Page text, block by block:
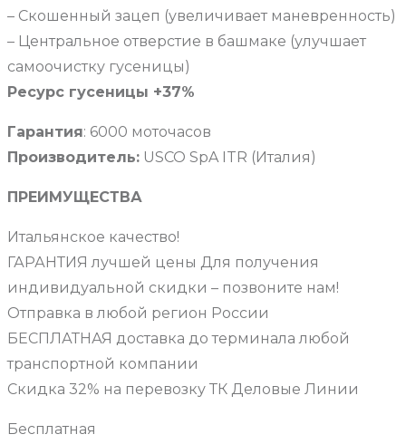
– Скошенный зацеп (увеличивает маневренность)
– Центральное отверстие в башмаке (улучшает
самоочистку гусеницы)
Ресурс гусеницы +37%
Гарантия: 6000 моточасов
Производитель: USCO SpA ITR (Италия)
ПРЕИМУЩЕСТВА
Итальянское качество!
ГАРАНТИЯ лучшей цены Для получения
индивидуальной скидки – позвоните нам!
Отправка в любой регион России
БЕСПЛАТНАЯ доставка до терминала любой
транспортной компании
Скидка 32% на перевозку ТК Деловые Линии
Бесплатная